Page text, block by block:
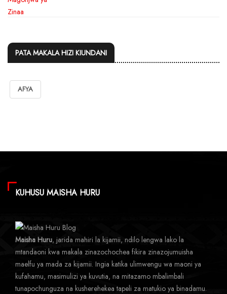
PATA MAKALA HIZI KIUNDANI
AFYA
KUHUSU MAISHA HURU
Maisha Huru, jarida mahiri la kijamii, ndilo lengwa lako la
mtandaoni kwa makala zinazochochea fikira zinazojumuisha
maelfu ya mada za kijamii. Ingia katika ulimwengu wa maoni ya
kufahamu, masimulizi ya kuvutia, na mitazamo mbalimbali
tunapochunguza na kusherehekea tapeli za matukio ya binadamu.